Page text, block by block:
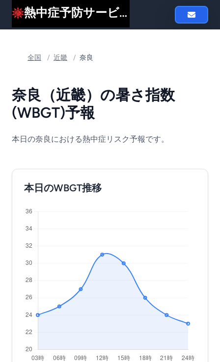
熱中症予防サービスheat119
全国 / 近畿 / 奈良
奈良（近畿）の暑さ指数
(WBGT)予報
本日の奈良における熱中症リスク予報です。
本日のWBGT推移